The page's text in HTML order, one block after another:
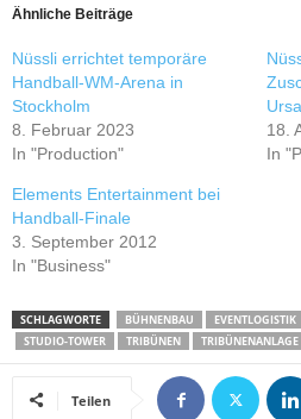
Ähnliche Beiträge
Nüssli errichtet temporäre
Handball-WM-Arena in
Stockholm
8. Februar 2023
In "Production"
18.
In
Elements Entertainment bei
Handball-Finale
3. September 2012
In "Business"
SCHLAGWORTE BÜHNENBAU EVENTLOGISTIK
STUDIO-TOWER
TRIBÜNEN TRIBÜNENANLAGE
Teilen